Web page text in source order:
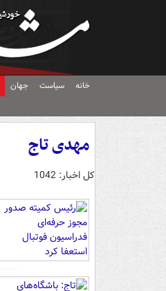
خانه سیاست جهان
مهدی تاج
کل اخبار: 1042